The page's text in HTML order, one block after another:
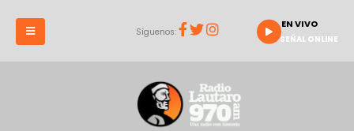
Síguenos:
EN VIVO
SEÑAL ONLINE